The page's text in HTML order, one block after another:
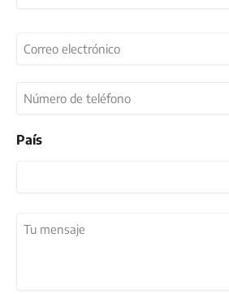
Correo
electrónico(Obligatorio)
Número
de
País
mensaje(Obligatorio)